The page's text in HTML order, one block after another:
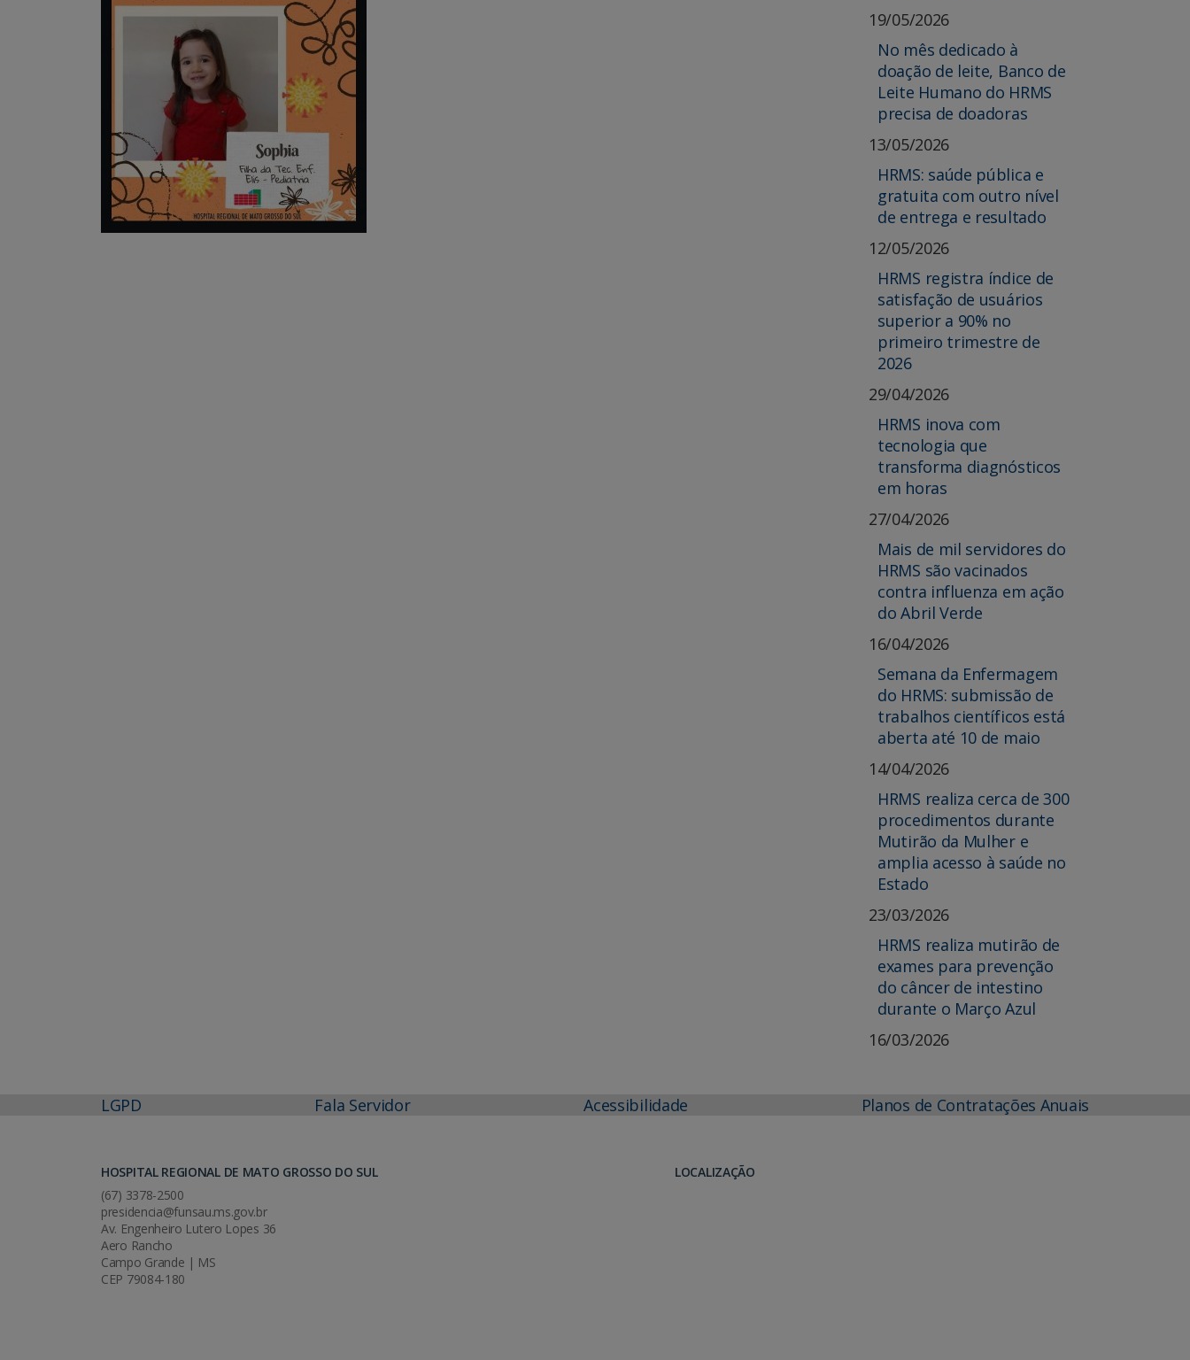
19/05/2026
No mês dedicado à
doação de leite, Banco de
Leite Humano do HRMS
precisa de doadoras
13/05/2026
HRMS: saúde pública e
gratuita com outro nível
de entrega e resultado
12/05/2026
HRMS registra índice de
satisfação de usuários
superior a 90% no
primeiro trimestre de
2026
29/04/2026
HRMS inova com
tecnologia que
transforma diagnósticos
em horas
27/04/2026
Mais de mil servidores do
HRMS são vacinados
contra influenza em ação
do Abril Verde
16/04/2026
Semana da Enfermagem
do HRMS: submissão de
trabalhos científicos está
aberta até 10 de maio
14/04/2026
HRMS realiza cerca de 300
procedimentos durante
Mutirão da Mulher e
amplia acesso à saúde no
Estado
23/03/2026
HRMS realiza mutirão de
exames para prevenção
do câncer de intestino
durante o Março Azul
16/03/2026
LGPD Fala Servidor Acessibilidade Planos de Contratações Anuais
HOSPITAL REGIONAL DE MATO GROSSO DO SUL
(67) 3378-2500
presidencia@funsau.ms.gov.br
Av. Engenheiro Lutero Lopes 36
Aero Rancho
Campo Grande | MS
CEP 79084-180
LOCALIZAÇÃO